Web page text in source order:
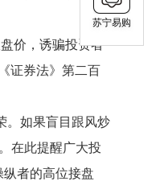
苏宁易购
价，诱骗投资者
证券法》第二百
。如果盲目跟风炒
。在此提醒广大投
纵者的高位接盘